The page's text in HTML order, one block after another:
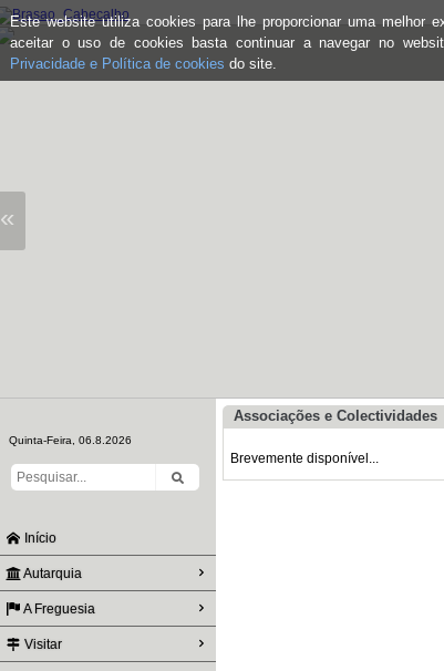
Este website utiliza cookies para lhe proporcionar uma melhor
aceitar o uso de cookies basta continuar a navegar no
Privacidade e Política de cookies do site.
«
Quinta-Feira, 06.8.2026
Início
Autarquia
A Freguesia
Visitar
Associações e Colectividades
Brevemente disponível...